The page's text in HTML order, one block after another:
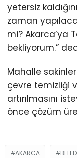
yetersiz
zaman
mi? Akarca’ya
bekliyorum.”
Mahalle
çevre temizliği
artırılmasını
önce çözüm
AKARCA